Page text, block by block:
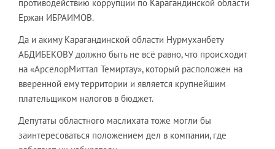
противодействию коррупции по Карагандинской области
Ержан ИБРАИМОВ.
Да и акиму Карагандинской области Нурмуханбету
АБДИБЕКОВУ должно быть не всё равно, что происходит
на «АрселорМиттал Темиртау», который расположен на
вверенной ему территории и является крупнейшим
плательщиком налогов в бюджет.
Депутаты областного маслихата тоже могли бы
заинтересоваться положением дел в компании, где